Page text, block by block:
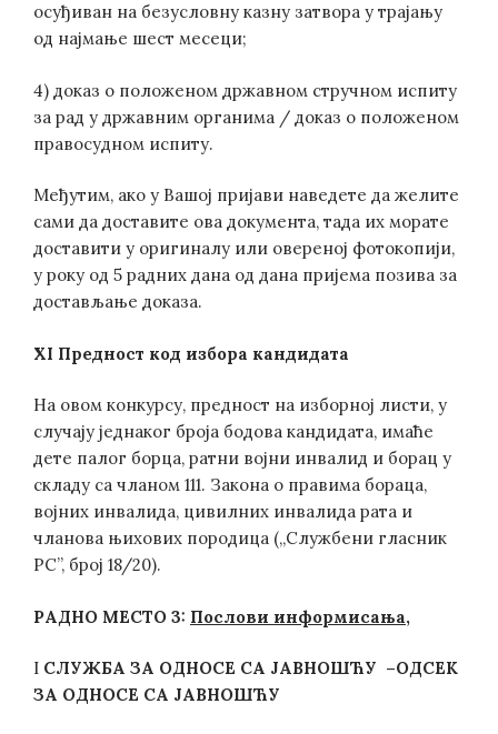
осуђиван на безусловну казну затвора у трајању
од најмање шест месеци;
4) доказ о положеном државном стручном испиту
за рад у државним органима / доказ о положеном
правосудном испиту.
Међутим, ако у Вашој пријави наведете да желите
сами да доставите ова документа, тада их морате
доставити у оригиналу или овереној фотокопији,
у року од 5 радних дана од дана пријема позива за
достављање доказа.
XI Предност код избора кандидата
На овом конкурсу, предност на изборној листи, у
случају једнаког броја бодова кандидата, имаће
дете палог борца, ратни војни инвалид и борац у
складу са чланом 111. Закона о правима бораца,
војних инвалида, цивилних инвалида рата и
чланова њихових породица („Службени гласник
РС”, број 18/20).
РАДНО МЕСТО 3: Послови информисања,
I СЛУЖБА ЗА ОДНОСЕ СА ЈАВНОШЋУ –ОДСЕК
ЗА ОДНОСЕ СА ЈАВНОШЋУ